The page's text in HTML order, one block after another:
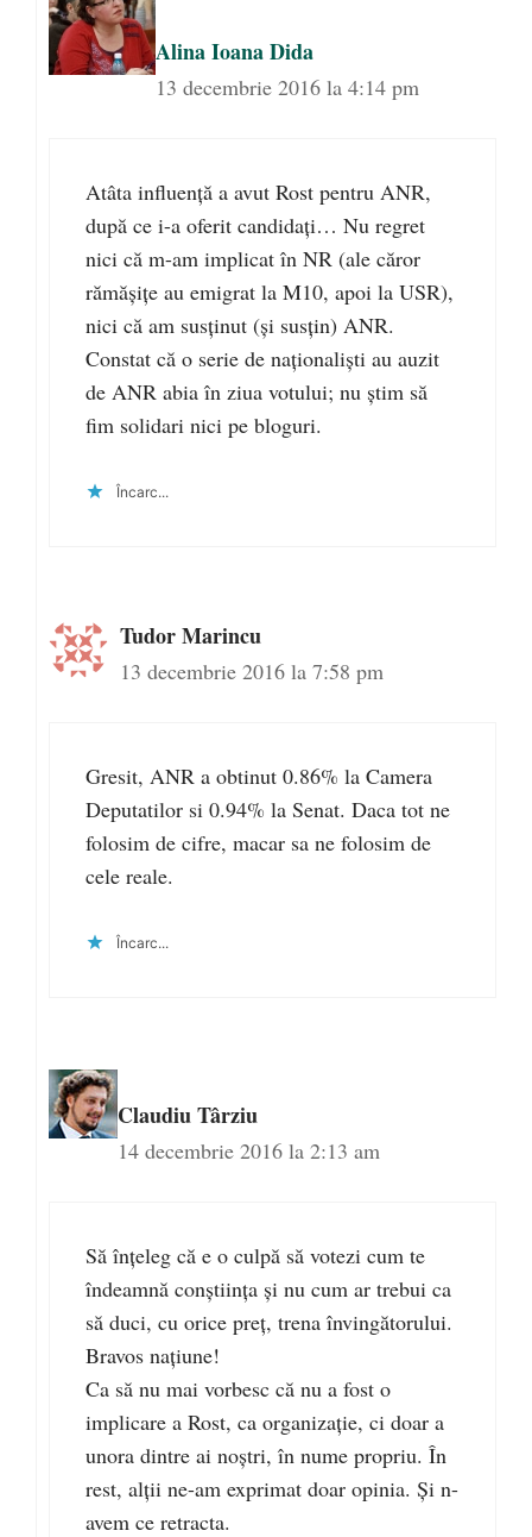
Alina Ioana Dida
13 decembrie 2016 la 4:14 pm
Atâta influență a avut Rost pentru ANR,
după ce i-a oferit candidați… Nu regret
nici că m-am implicat în NR (ale căror
rămășițe au emigrat la M10, apoi la USR),
nici că am susținut (și susțin) ANR.
Constat că o serie de naționaliști au auzit
de ANR abia în ziua votului; nu știm să
fim solidari nici pe bloguri.
Încarc...
Tudor Marincu
13 decembrie 2016 la 7:58 pm
Gresit, ANR a obtinut 0.86% la Camera
Deputatilor si 0.94% la Senat. Daca tot ne
folosim de cifre, macar sa ne folosim de
cele reale.
Încarc...
Claudiu Târziu
14 decembrie 2016 la 2:13 am
Să înțeleg că e o culpă să votezi cum te
îndeamnă conștiința și nu cum ar trebui ca
să duci, cu orice preț, trena învingătorului.
Bravos națiune!
Ca să nu mai vorbesc că nu a fost o
implicare a Rost, ca organizație, ci doar a
unora dintre ai noștri, în nume propriu. În
rest, alții ne-am exprimat doar opinia. Și n-
avem ce retracta.